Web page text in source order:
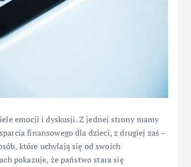
emocji i dyskusji. Z jednej strony mamy
finansowego dla dzieci, z drugiej zaś –
które uchylają się od swoich
pokazuje, że państwo stara się